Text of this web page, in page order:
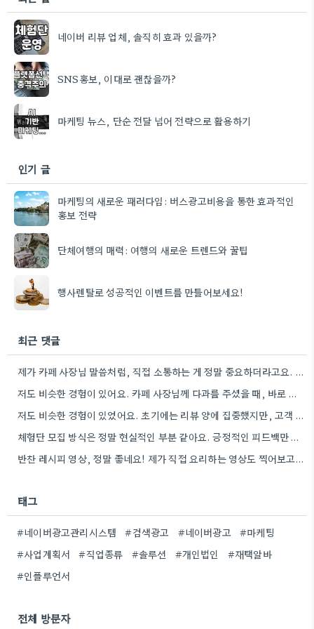
네이버 리뷰 업체, 솔직히 효과 있을까?
SNS홍보, 이대로 괜찮을까?
마케팅 뉴스, 단순 전달 넘어 전략으로 활용하기
인기 글
마케팅의 새로운 패러다임: 버스광고비용을 통한 효과적인
홍보 전략
단체여행의 매력: 여행의 새로운 트렌드와 꿀팁
행사렌탈로 성공적인 이벤트를 만들어보세요!
최근 댓글
제가 카페 사장님 말씀처럼, 직접 소통하는 게 정말 중요하더라고요. 할인 혜택 주는 것도 좋은 방법인…
저도 비슷한 경험이 있어요. 카페 사장님께 다과를 주셨을 때, 바로 리뷰를 작성해주셨거든요.
저도 비슷한 경험이 있었어요. 초기에는 리뷰 양에 집중했지만, 고객 반응 분석은 제가 직접 해야 더…
체험단 모집 방식은 정말 현실적인 부분 같아요. 긍정적인 피드백만 요구하면 솔직한 의견이 나오기 힘들겠죠.
반찬 레시피 영상, 정말 좋네요! 제가 직접 요리하는 영상도 찍어보고 싶은 마음이 생기네요.
태그
#네이버광고관리시스템 #검색광고 #네이버광고
#마케팅
#사업계획서
#직업종류 #솔루션 #개인법인
#재택알바
#인플루언서
전체 방문자